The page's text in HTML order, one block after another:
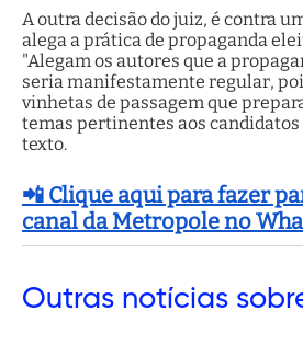
A outra decisão do juiz, é contra
alega a prática de propaganda
"Alegam os autores que a
seria manifestamente regular,
vinhetas de passagem que
temas pertinentes aos
texto.
📲 Clique aqui para fazer
canal da Metropole no
Outras notícias